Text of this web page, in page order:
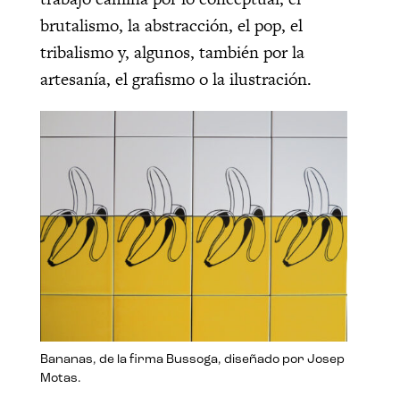
brutalismo, la abstracción, el pop, el
tribalismo y, algunos, también por la
artesanía, el grafismo o la ilustración.
Bananas, de la firma Bussoga, diseñado por Josep
Motas.